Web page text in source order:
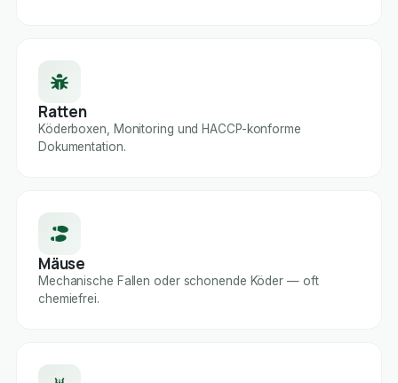
Ratten
Köderboxen, Monitoring und HACCP-konforme
Dokumentation.
Mäuse
Mechanische Fallen oder schonende Köder — oft
chemiefrei.